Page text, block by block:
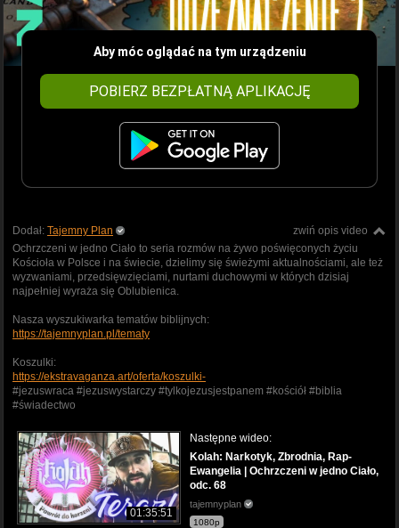
Aby móc oglądać na tym urządzeniu
POBIERZ BEZPŁATNĄ APLIKACJĘ
zwiń opis video
Dodał: Tajemny Plan
Ochrzczeni w jedno Ciało to seria rozmów na żywo poświęconych życiu
Kościoła w Polsce i na świecie, dzielimy się świeżymi aktualnościami, ale też
wyzwaniami, przedsięwzięciami, nurtami duchowymi w których dzisiaj
najpełniej wyraża się Oblubienica.
Nasza wyszukiwarka tematów biblijnych:
https://tajemnyplan.pl/tematy
Koszulki:
https://ekstravaganza.art/oferta/koszulki-
#jezuswraca #jezuswystarczy #tylkojezusjestpanem #kościół #biblia
#świadectwo
01:35:51
Następne wideo:
Kolah: Narkotyk, Zbrodnia, Rap-
Ewangelia | Ochrzczeni w jedno Ciało,
odc. 68
tajemnyplan
1080p